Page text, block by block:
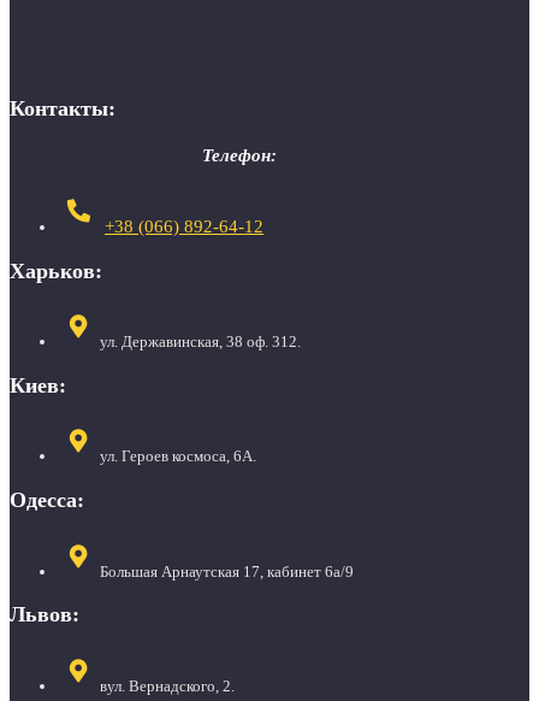
Контакты:
Телефон:
+38 (066) 892-64-12
Харьков:
ул. Державинская, 38 оф. 312.
Киев:
ул. Героев космоса, 6А.
Одесса:
Большая Арнаутская 17, кабинет 6а/9
Львов:
вул. Вернадского, 2.